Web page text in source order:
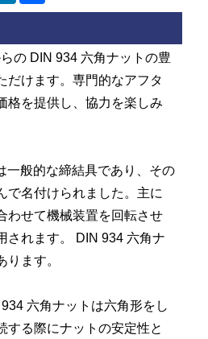
の DIN 934 六角ナットの豊
だけます。専門的なアフタ
格を提供し、協力を楽しみ
一般的な締結具であり、その
で名付けられました。主に
わせて機械装置を回転させ
されます。 DIN 934 六角ナ
ります。
六角ナットは六角形をし
する際にナットの安定性と